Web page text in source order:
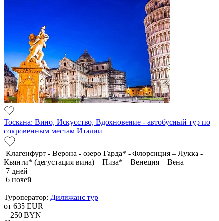
Тоскана: Вино, Искусство, Вдохновение - автобусный тур по
сокровенным местам Италии
Клагенфурт - Верона - озеро Гарда* - Флоренция – Лукка -
Кьянти* (дегустация вина) – Пиза* – Венеция – Вена
7 дней
6 ночей
Туроператор: Дилижанс тур
от 635 EUR
+ 250 BYN